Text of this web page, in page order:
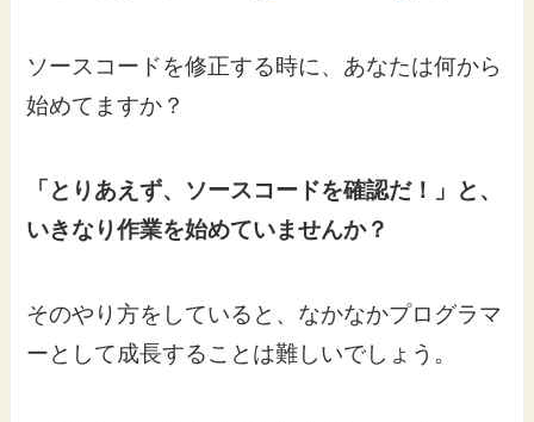
ソースコードを修正する時に、あなたは何から
始めてますか？
「とりあえず、ソースコードを確認だ！」と、
いきなり作業を始めていませんか？
そのやり方をしていると、なかなかプログラマ
ーとして成長することは難しいでしょう。